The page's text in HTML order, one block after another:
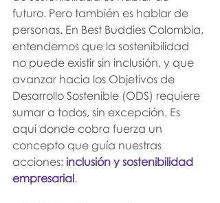
futuro. Pero también es hablar de
personas. En Best Buddies Colombia,
entendemos que la sostenibilidad
no puede existir sin inclusión, y que
avanzar hacia los Objetivos de
Desarrollo Sostenible (ODS) requiere
sumar a todos, sin excepción. Es
aquí donde cobra fuerza un
concepto que guía nuestras
acciones: inclusión y sostenibilidad
empresarial.